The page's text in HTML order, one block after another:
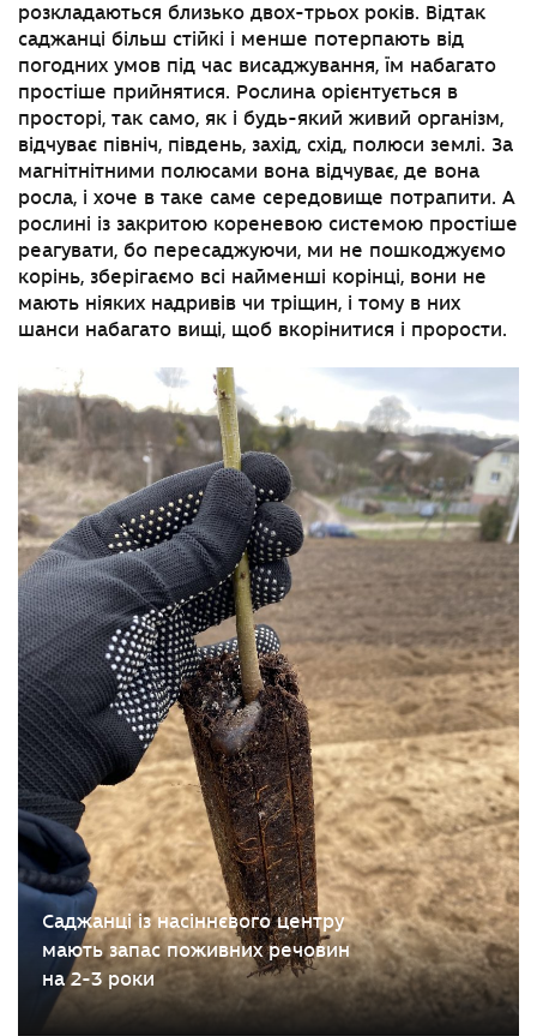
розкладаються близько двох-трьох років. Відтак
саджанці більш стійкі і менше потерпають від
погодних умов під час висаджування, їм набагато
простіше прийнятися. Рослина орієнтується в
просторі, так само, як і будь-який живий організм,
відчуває північ, південь, захід, схід, полюси землі. За
магнітнітними полюсами вона відчуває, де вона
росла, і хоче в таке саме середовище потрапити. А
рослині із закритою кореневою системою простіше
реагувати, бо пересаджуючи, ми не пошкоджуємо
корінь, зберігаємо всі найменші корінці, вони не
мають ніяких надривів чи тріщин, і тому в них
шанси набагато вищі, щоб вкорінитися і прорости.
Саджанці із насіннєвого центру
мають запас поживних речовин
на 2-3 роки